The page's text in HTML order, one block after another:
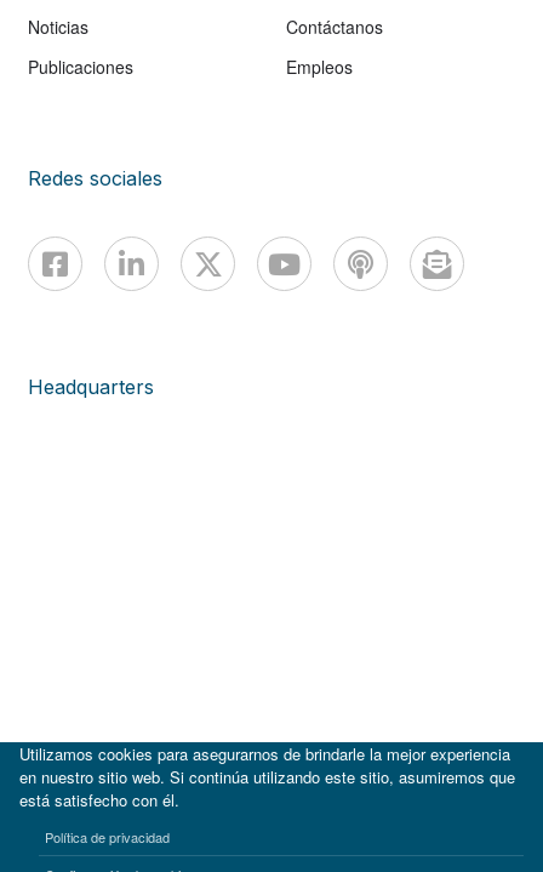
Noticias
Publicaciones
Contáctanos
Empleos
Redes sociales
Headquarters
Utilizamos cookies para asegurarnos de brindarle la mejor experiencia
en nuestro sitio web. Si continúa utilizando este sitio, asumiremos que
está satisfecho con él.
Política de privacidad